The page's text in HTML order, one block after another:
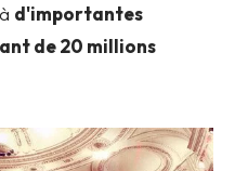
d'importantes
de 20 millions